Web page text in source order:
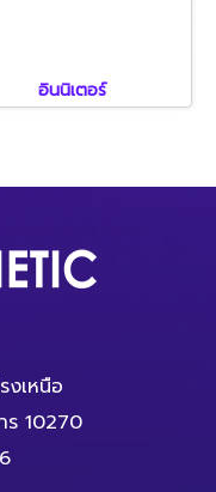
อินนิเตอร์
เหนือ
ร 10270